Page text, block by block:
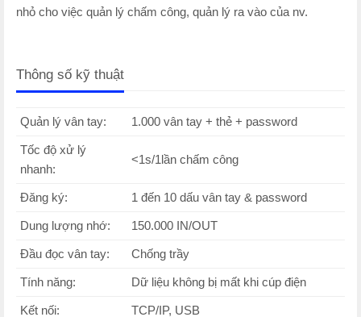
nhỏ cho việc quản lý chấm công, quản lý ra vào của nv.
Thông số kỹ thuật
Quản lý vân tay: 1.000 vân tay + thẻ + password
Tốc độ xử lý
nhanh:
<1s/1lần chấm công
Đăng ký: 1 đến 10 dấu vân tay & password
Dung lượng nhớ: 150.000 IN/OUT
Đầu đọc vân tay: Chống trầy
Tính năng: Dữ liệu không bị mất khi cúp điện
Kết nối: TCP/IP, USB